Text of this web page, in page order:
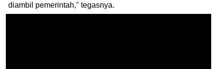
diambil pemerintah," tegasnya.